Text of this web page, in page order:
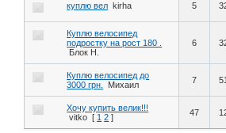
куплю вел kirha 5
Куплю велосипед
подростку на рост 180 .
Блок Н.
6
Куплю велосипед до
3000 грн.
Михаил 7
Хочу купить велик!!!
vitko [ 1 2 ] 47